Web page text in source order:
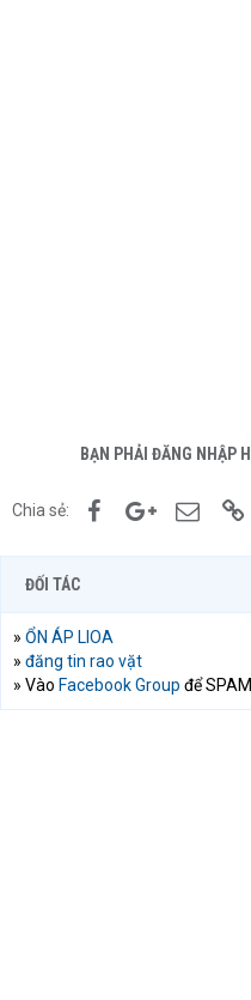
BẠN PHẢI ĐĂNG NHẬP
Chia sẻ: FacebookGoogle+Email
ĐỐI TÁC
» ỔN ÁP LIOA
» đăng tin rao vặt
» Vào Facebook Group để SPAM